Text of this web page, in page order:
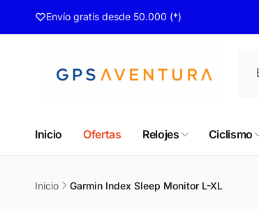
Envío gratis desde 50.000 (*)
Inicio Ofertas Relojes Ciclismo
Inicio
Garmin Index Sleep Monitor L-XL